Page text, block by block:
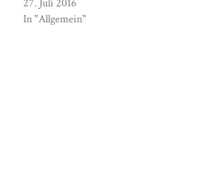
27. Juli 2016
In "Allgemein"